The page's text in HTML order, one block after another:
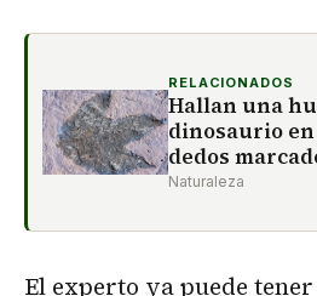
RELACIONADOS
Hallan una
dinosaurio
dedos
Naturaleza
El experto ya puede